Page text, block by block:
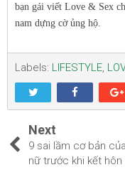
bạn gái viết Love & Sex
nam dựng cờ ủng hộ.
Labels: LIFESTYLE
Next
9 sai lầm cơ bản
nữ trước khi kết hôn